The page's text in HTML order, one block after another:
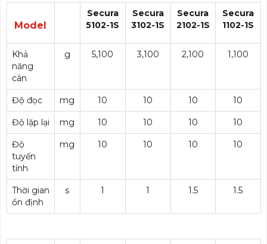
Model
Secura
5102-1S
Secura
3102-1S
Secura
2102-1S
Secura
1102-1S
Khả
năng
cân
g 5,100 3,100 2,100 1,100
Độ đọc mg 10 10 10 10
Độ lặp lại mg 10 10 10 10
Độ
tuyến
tính
mg 10 10 10 10
Thời gian
ổn định
s 1 1 1.5 1.5